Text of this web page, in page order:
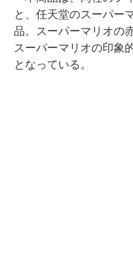
と、任天堂のスーパー
品。スーパーマリオの
スーパーマリオの印象
となっている。